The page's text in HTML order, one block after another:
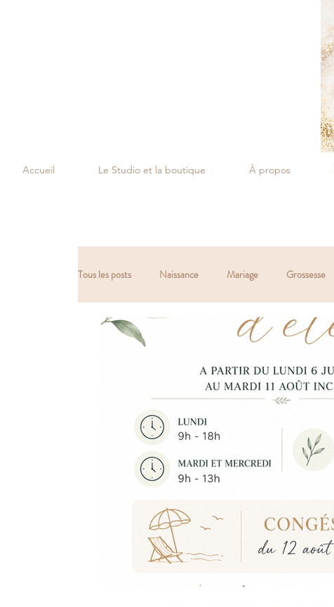
Accueil Le Studio et la boutique À propos
Tous les posts Naissance Mariage Grossesse
Séance à thème